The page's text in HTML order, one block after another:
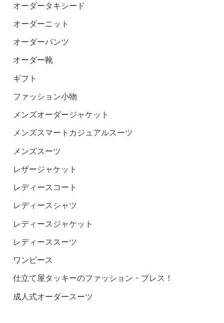
オーダータキシード
オーダーニット
オーダーパンツ
オーダー靴
ギフト
ファッション小物
メンズオーダージャケット
メンズスマートカジュアルスーツ
メンズスーツ
レザージャケット
レディースコート
レディースシャツ
レディースジャケット
レディーススーツ
ワンピース
仕立て屋タッキーのファッション・プレス！
成人式オーダースーツ